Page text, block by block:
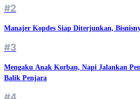
#2
Manajer Kopdes Siap Diterjunkan,
#3
Mengaku Anak Korban, Napi Jalankan
Balik Penjara